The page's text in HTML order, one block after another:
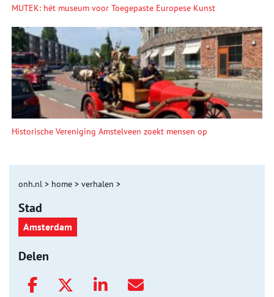
MUTEK: hét museum voor Toegepaste Europese Kunst
Historische Vereniging Amstelveen zoekt mensen op
onh.nl > home > verhalen >
Stad
Amsterdam
Delen